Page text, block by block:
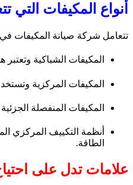
أنواع المكيفات التي
تتعامل شركة صيانة المكيفات في
المكيفات الشباكية
المكيفات المركزية
المكيفات المنفصلة
أنظمة التكييف المركزي
الطاقة.
علامات تدل على